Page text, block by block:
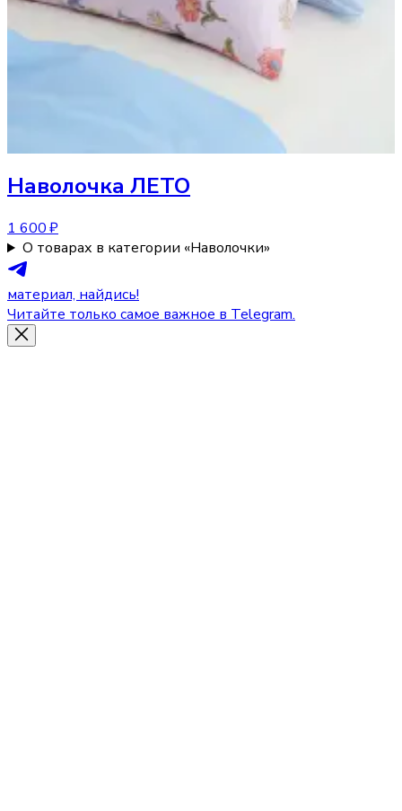
Наволочка ЛЕТО
1 600 ₽
О товарах в категории «Наволочки»
материал, найдись!
Читайте только самое важное в Telegram.